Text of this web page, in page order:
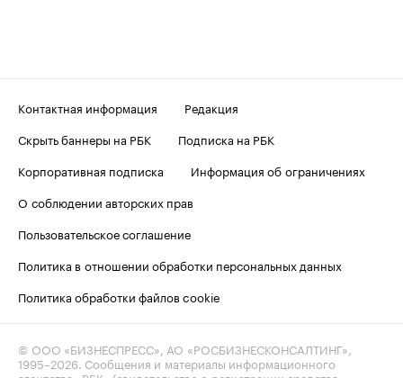
Контактная информация
Редакция
Скрыть баннеры на РБК
Подписка на РБК
Корпоративная подписка
Информация об ограничениях
О соблюдении авторских прав
Пользовательское соглашение
Политика в отношении обработки персональных данных
Политика обработки файлов cookie
© ООО «БИЗНЕСПРЕСС», АО «РОСБИЗНЕСКОНСАЛТИНГ»,
1995–2026. Сообщения и материалы информационного